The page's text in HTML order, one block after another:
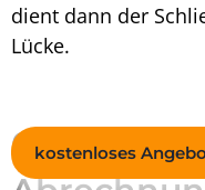
kostenloses
dient dann der
Lücke.
6. Wann